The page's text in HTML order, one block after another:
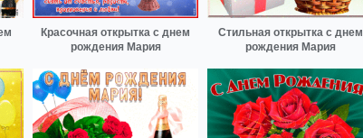
Красочная открытка с днем
рождения Мария
Стильная открытка с днем
рождения Мария